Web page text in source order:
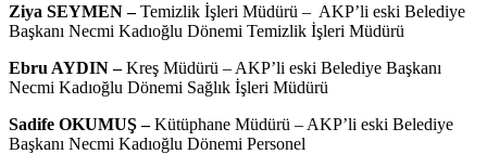
Ziya SEYMEN –Temizlik İşleri Müdürü – AKP’li eski Belediye
Başkanı Necmi Kadıoğlu Dönemi Temizlik İşleri Müdürü
Ebru AYDIN –Kreş Müdürü – AKP’li eski Belediye Başkanı
Necmi Kadıoğlu Dönemi Sağlık İşleri Müdürü
Sadife OKUMUŞ –Kütüphane Müdürü – AKP’li eski Belediye
Başkanı Necmi Kadıoğlu Dönemi Personel